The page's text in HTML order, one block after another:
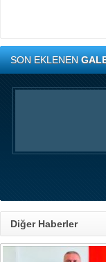
SON EKLENEN
Diğer Haberler